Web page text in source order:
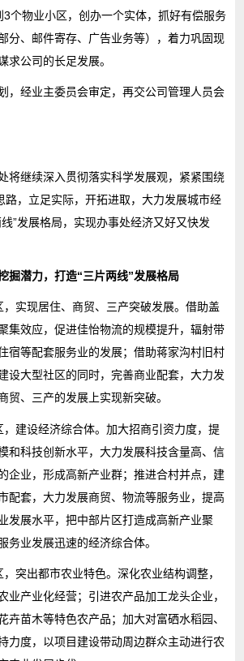
3个物业小区，创办一个实体，抓好有偿服务
分、邮件寄存、广告业务等），着力巩固现
求公司的长足发展。
，经业主委员会审定，再交公司管理人员会
将继续深入贯彻落实科学发展观，紧紧围绕
路，立足实际，开拓进取，大力发展城市经
”发展格局，实现办事处经济又好又快发
掘潜力，打造“三片两线”发展格局
，实现居住、商贸、三产突破发展。借助盖
集效应，促进佳怡物流的规模提升，辐射带
宿等配套服务业的发展；借助蒋家沟村旧村
设大型社区的同时，完善商业配套，大力发
贸、三产的发展上实现新突破。
，建设经济综合体。加大招商引资力度，提
和科技创新水平，大力发展科技含量高、信
企业，形成高新产业群；推进合村并点，建
配套，大力发展商贸、物流等服务业，提高
发展水平，把中部片区打造成高新产业聚
务业发展迅速的经济综合体。
突出都市农业特色。深化农业结构调整，
业产业化经营；引进农产品加工龙头企业，
卉苗木等特色农产品；加大对富硒水稻园、
力度，以项目建设带动周边群众主动进行农